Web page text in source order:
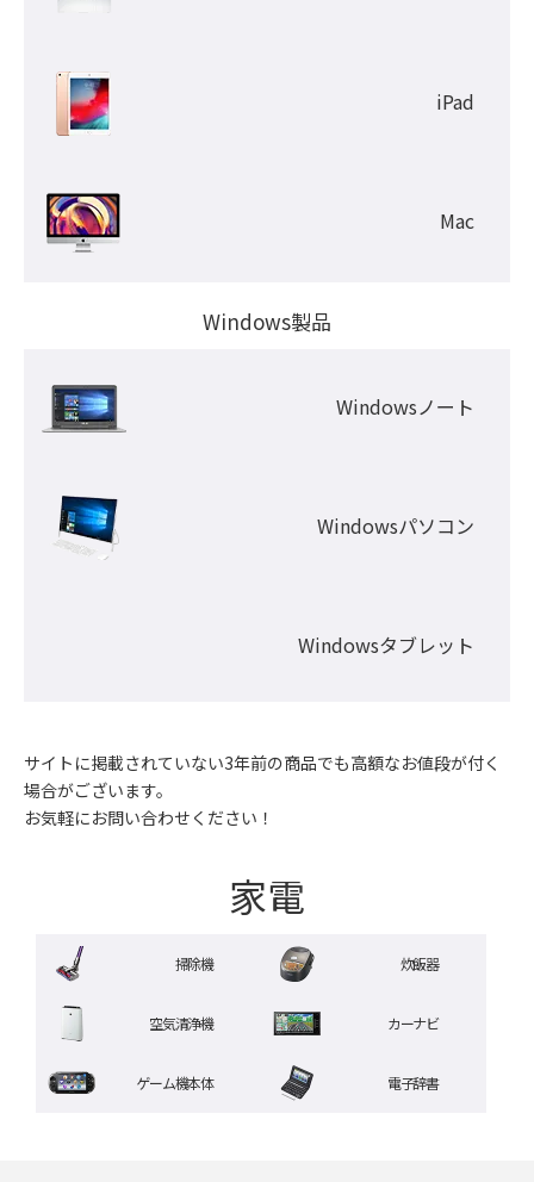
iPad
Mac
Windows製品
Windowsノート
Windowsパソコン
Windowsタブレット
サイトに掲載されていない3年前の商品でも高額なお値段が付く
場合がございます。
お気軽にお問い合わせください！
家電
掃除機 炊飯器
空気清浄機 カーナビ
ゲーム機本体 電子辞書